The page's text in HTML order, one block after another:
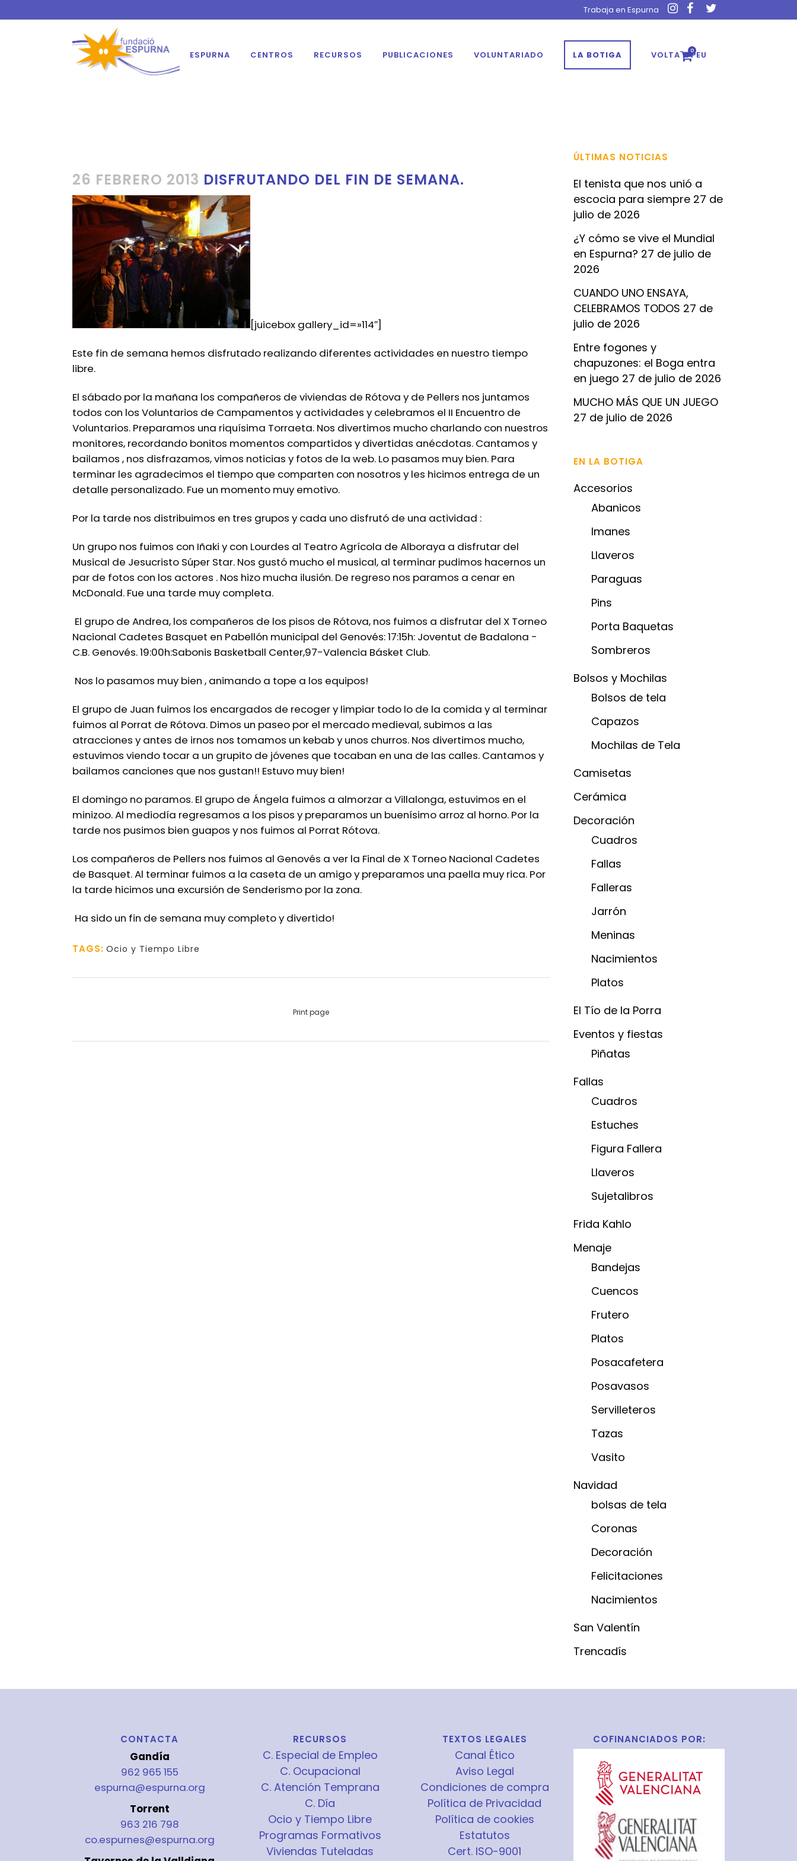
Trabaja en Espurna
0
ESPURNA CENTROS RECURSOS PUBLICACIONES VOLUNTARIADO LA BOTIGA VOLTA A PEU
26 FEBRERO 2013 DISFRUTANDO DEL FIN DE SEMANA.
[juicebox gallery_id=»114″]
Este fin de semana hemos disfrutado realizando diferentes actividades en nuestro tiempo
libre.
El sábado por la mañana los compañeros de viviendas de Rótova y de Pellers nos juntamos
todos con los Voluntarios de Campamentos y actividades y celebramos el II Encuentro de
Voluntarios. Preparamos una riquísima Torraeta. Nos divertimos mucho charlando con nuestros
monitores, recordando bonitos momentos compartidos y divertidas anécdotas. Cantamos y
bailamos , nos disfrazamos, vimos noticias y fotos de la web. Lo pasamos muy bien. Para
terminar les agradecimos el tiempo que comparten con nosotros y les hicimos entrega de un
detalle personalizado. Fue un momento muy emotivo.
Por la tarde nos distribuimos en tres grupos y cada uno disfrutó de una actividad :
Un grupo nos fuimos con Iñaki y con Lourdes al Teatro Agrícola de Alboraya a disfrutar del
Musical de Jesucristo Súper Star. Nos gustó mucho el musical, al terminar pudimos hacernos un
par de fotos con los actores . Nos hizo mucha ilusión. De regreso nos paramos a cenar en
McDonald. Fue una tarde muy completa.
El grupo de Andrea, los compañeros de los pisos de Rótova, nos fuimos a disfrutar del X Torneo
Nacional Cadetes Basquet en Pabellón municipal del Genovés: 17:15h: Joventut de Badalona -
C.B. Genovés. 19:00h:Sabonis Basketball Center,97-Valencia Básket Club.
Nos lo pasamos muy bien , animando a tope a los equipos!
El grupo de Juan fuimos los encargados de recoger y limpiar todo lo de la comida y al terminar
fuimos al Porrat de Rótova. Dimos un paseo por el mercado medieval, subimos a las
atracciones y antes de irnos nos tomamos un kebab y unos churros. Nos divertimos mucho,
estuvimos viendo tocar a un grupito de jóvenes que tocaban en una de las calles. Cantamos y
bailamos canciones que nos gustan!! Estuvo muy bien!
El domingo no paramos. El grupo de Ángela fuimos a almorzar a Villalonga, estuvimos en el
minizoo. Al mediodía regresamos a los pisos y preparamos un buenísimo arroz al horno. Por la
tarde nos pusimos bien guapos y nos fuimos al Porrat Rótova.
Los compañeros de Pellers nos fuimos al Genovés a ver la Final de X Torneo Nacional Cadetes
de Basquet. Al terminar fuimos a la caseta de un amigo y preparamos una paella muy rica. Por
la tarde hicimos una excursión de Senderismo por la zona.
Ha sido un fin de semana muy completo y divertido!
TAGS: Ocio y Tiempo Libre
Print page
ÚLTIMAS NOTICIAS
El tenista que nos unió a
escocia para siempre 27 de
julio de 2026
¿Y cómo se vive el Mundial
en Espurna? 27 de julio de
2026
CUANDO UNO ENSAYA,
CELEBRAMOS TODOS 27 de
julio de 2026
Entre fogones y
chapuzones: el Boga entra
en juego 27 de julio de 2026
MUCHO MÁS QUE UN JUEGO
27 de julio de 2026
EN LA BOTIGA
Accesorios
Abanicos
Imanes
Llaveros
Paraguas
Pins
Porta Baquetas
Sombreros
Bolsos y Mochilas
Bolsos de tela
Capazos
Mochilas de Tela
Camisetas
Cerámica
Decoración
Cuadros
Fallas
Falleras
Jarrón
Meninas
Nacimientos
Platos
El Tío de la Porra
Eventos y fiestas
Piñatas
Fallas
Cuadros
Estuches
Figura Fallera
Llaveros
Sujetalibros
Frida Kahlo
Menaje
Bandejas
Cuencos
Frutero
Platos
Posacafetera
Posavasos
Servilleteros
Tazas
Vasito
Navidad
bolsas de tela
Coronas
Decoración
Felicitaciones
Nacimientos
San Valentín
Trencadís
CONTACTA
Gandía
962 965 155
espurna@espurna.org
Torrent
963 216 798
co.espurnes@espurna.org
RECURSOS
C. Especial de Empleo
C. Ocupacional
C. Atención Temprana
C. Día
Ocio y Tiempo Libre
Programas Formativos
Viviendas Tuteladas
TEXTOS LEGALES
Canal Ético
Aviso Legal
Condiciones de compra
Política de Privacidad
Política de cookies
Estatutos
Cert. ISO-9001
COFINANCIADOS POR: